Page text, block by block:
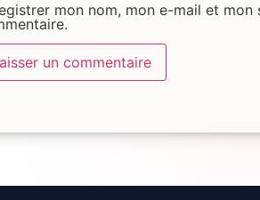
mon nom, mon e-mail et